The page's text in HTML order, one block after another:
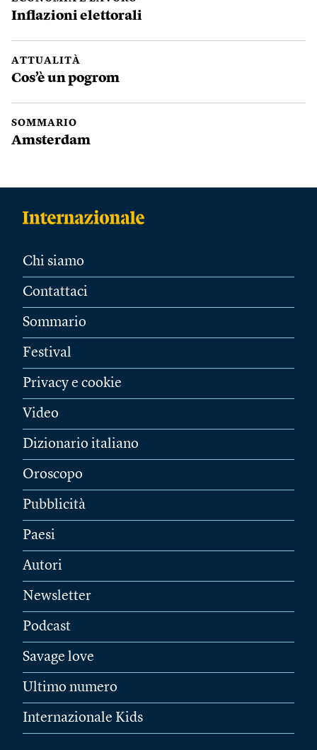
Inflazioni elettorali
ATTUALITÀ
Cos’è un pogrom
SOMMARIO
Amsterdam
Chi siamo
Contattaci
Sommario
Festival
Privacy e cookie
Video
Dizionario italiano
Oroscopo
Pubblicità
Paesi
Autori
Newsletter
Podcast
Savage love
Ultimo numero
Internazionale Kids